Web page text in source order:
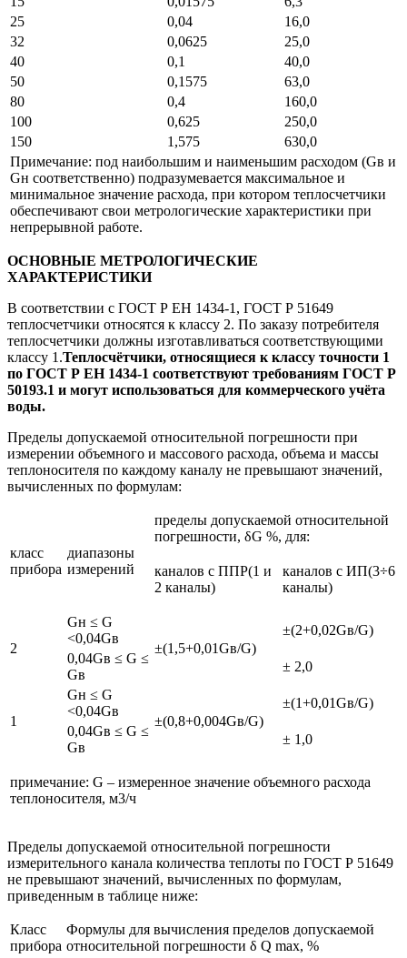
25
0,04
16,0
32
0,0625
25,0
40
0,1
40,0
50
0,1575
63,0
80
0,4
160,0
100
0,625
250,0
150
1,575
630,0
Примечание: под наибольшим и наименьшим расходом (Gв и
Gн соответственно) подразумевается максимальное и
минимальное значение расхода, при котором теплосчетчики
обеспечивают свои метрологические характеристики при
непрерывной работе.
ОСНОВНЫЕ МЕТРОЛОГИЧЕСКИЕ
ХАРАКТЕРИСТИКИ
В соответствии с ГОСТ Р ЕН 1434-1, ГОСТ Р 51649
теплосчетчики относятся к классу 2. По заказу потребителя
теплосчетчики должны изготавливаться соответствующими
классу 1.Теплосчётчики, относящиеся к классу точности 1
по ГОСТ Р ЕН 1434-1 соответствуют требованиям ГОСТ P
50193.1 и могут использоваться для коммерческого учёта
воды.
Пределы допускаемой относительной погрешности при
измерении объемного и массового расхода, объема и массы
теплоносителя по каждому каналу не превышают значений,
вычисленных по формулам:
класс
прибора
диапазоны
измерений
пределы допускаемой относительной
погрешности, δG %, для:
каналов с ППР(1 и
2 каналы)
каналов с ИП(3÷6
каналы)
2
Gн ≤ G
<0,04Gв
±(1,5+0,01Gв/G)
±(2+0,02Gв/G)
0,04Gв ≤ G ≤
Gв
± 2,0
1
Gн ≤ G
<0,04Gв
±(0,8+0,004Gв/G)
±(1+0,01Gв/G)
0,04Gв ≤ G ≤
Gв
± 1,0
примечание: G – измеренное значение объемного расхода
теплоносителя, м3/ч
Пределы допускаемой относительной погрешности
измерительного канала количества теплоты по ГОСТ Р 51649
не превышают значений, вычисленных по формулам,
приведенным в таблице ниже:
Класс
прибора
Формулы для вычисления пределов допускаемой
относительной погрешности δ Q max, %